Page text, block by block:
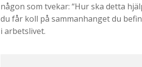
någon som tvekar: “Hur ska detta
du får koll på sammanhanget du
i arbetslivet.